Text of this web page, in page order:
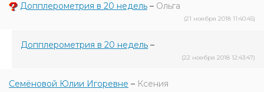
Допплерометрия в 20 недель – Ольга
(21 ноября 2018 11:40:45)
Допплерометрия в 20 недель –
(22 ноября 2018 12:43:47)
Семёновой Юлии Игоревне – Ксения